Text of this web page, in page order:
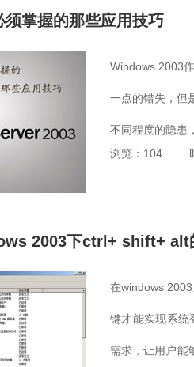
掌握的那些应用技巧
Windows 2003
一点的错失，但
不同程度的隐患
统带来的突发...
浏览：104
2003下ctrl+ shift+ alt
在windows
键才能实现系统
需求，让用户能